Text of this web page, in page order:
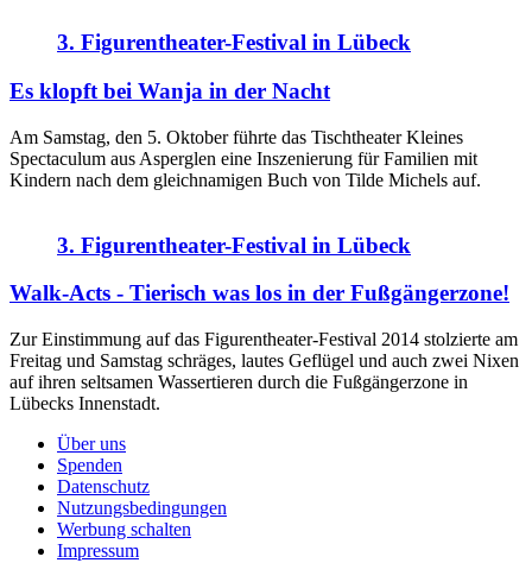
3. Figurentheater-Festival in Lübeck
Es klopft bei Wanja in der Nacht
Am Samstag, den 5. Oktober führte das Tischtheater Kleines
Spectaculum aus Asperglen eine Inszenierung für Familien mit
Kindern nach dem gleichnamigen Buch von Tilde Michels auf.
3. Figurentheater-Festival in Lübeck
Walk-Acts - Tierisch was los in der Fußgängerzone!
Zur Einstimmung auf das Figurentheater-Festival 2014 stolzierte am
Freitag und Samstag schräges, lautes Geflügel und auch zwei Nixen
auf ihren seltsamen Wassertieren durch die Fußgängerzone in
Lübecks Innenstadt.
Über uns
Spenden
Datenschutz
Nutzungsbedingungen
Werbung schalten
Impressum